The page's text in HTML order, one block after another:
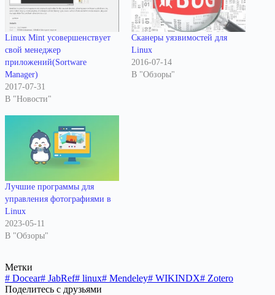
Linux Mint усовершенствует
свой менеджер
приложений(Sortware
Manager)
2017-07-31
В "Новости"
Сканеры уязвимостей для
Linux
2016-07-14
В "Обзоры"
Лучшие программы для
управления фотографиями в
Linux
2023-05-11
В "Обзоры"
Метки
# Docear# JabRef# linux# Mendeley# WIKINDX# Zotero
Поделитесь с друзьями